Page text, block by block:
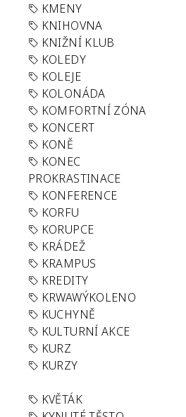
KMENY
KNIHOVNA
KNIŽNÍ KLUB
KOLEDY
KOLEJE
KOLONÁDA
KOMFORTNÍ ZÓNA
KONCERT
KONĚ
KONEC
PROKRASTINACE
KONFERENCE
KORFU
KORUPCE
KRÁDEŽ
KRAMPUS
KREDITY
KRWAWÝKOLENO
KUCHYNĚ
KULTURNÍ AKCE
KURZ
KURZY
KVĚTÁK